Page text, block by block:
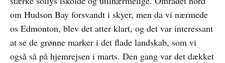
om Hudson Bay forsvandt i skyer, men da vi nærmede
os Edmonton, blev det atter klart, og det var interessant
at se de grønne marker i det flade landskab, som vi
også så på hjemrejsen i marts. Den gang var det dækket